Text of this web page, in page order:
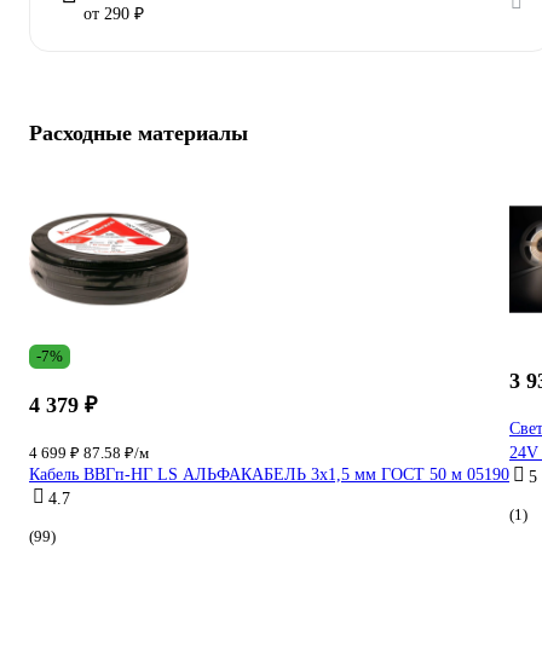
от 290 ₽
Расходные материалы
-7%
4 379 ₽
4 699 ₽ 87.58 ₽/м
Кабель ВВГп-НГ LS АЛЬФАКАБЕЛЬ 3х1,5 мм ГОСТ 50 м 05190
4.7
(99)
3
5
(1)